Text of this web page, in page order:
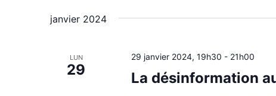
janvier 2024
LUN
29 La désinformation
29 janvier 2024, 19h30 - 21h00